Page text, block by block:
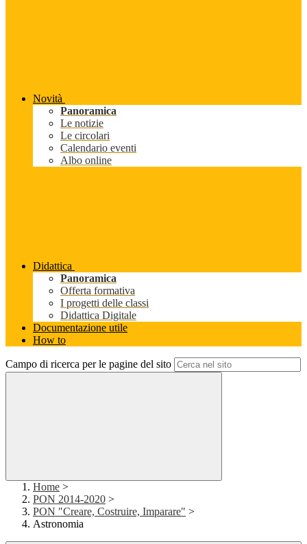
Novità
Panoramica
Le notizie
Le circolari
Calendario eventi
Albo online
Didattica
Panoramica
Offerta formativa
I progetti delle classi
Didattica Digitale
Documentazione utile
How to
Campo di ricerca per le pagine del sito
Home >
PON 2014-2020 >
PON "Creare, Costruire, Imparare" >
Astronomia